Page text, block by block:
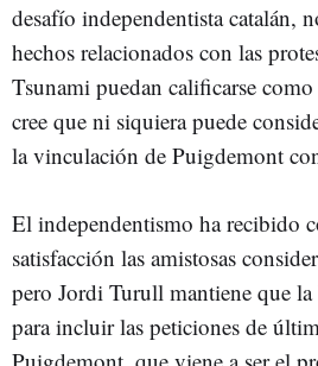
desafío independentista catalán,
hechos relacionados con las
Tsunami puedan calificarse
cree que ni siquiera puede
la vinculación de Puigdemont
El independentismo ha recibido
satisfacción las amistosas
pero Jordi Turull mantiene que la
para incluir las peticiones de